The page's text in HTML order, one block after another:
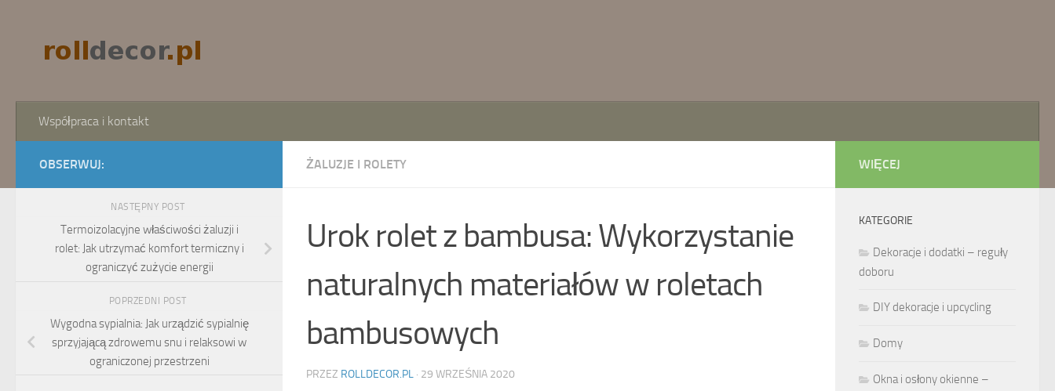
Współpraca i kontakt
ŻALUZJE I ROLETY
Urok rolet z bambusa: Wykorzystanie
naturalnych materiałów w roletach
bambusowych
PRZEZ ROLLDECOR.PL · 29 WRZEŚNIA 2020
OBSERWUJ:
NASTĘPNY POST
Termoizolacyjne właściwości żaluzji i
rolet: Jak utrzymać komfort termiczny i
ograniczyć zużycie energii
POPRZEDNI POST
Wygodna sypialnia: Jak urządzić sypialnię
sprzyjającą zdrowemu snu i relaksowi w
ograniczonej przestrzeni
WIĘCEJ
KATEGORIE
Dekoracje i dodatki – reguły
doboru
DIY dekoracje i upcycling
Domy
Okna i osłony okienne –